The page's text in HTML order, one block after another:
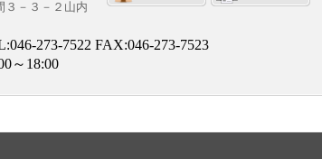
３－３－２山内
046-273-7522FAX:046-273-7523
～18:00